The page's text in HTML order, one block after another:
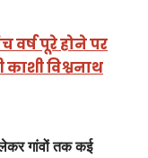
वर्ष पूरे होने पर
काशी विश्वनाथ
गांवों तक कई